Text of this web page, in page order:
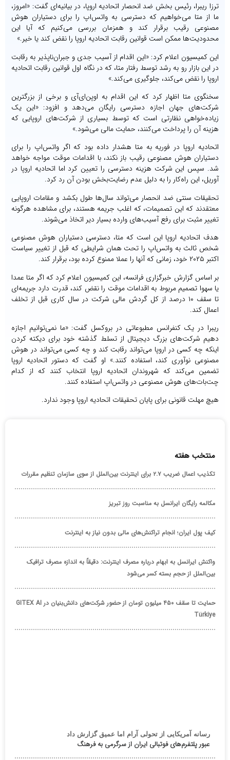
ترزا ریبرا، رئیس بخش ضد انحصار اتحادیه اروپا، در بیانیه‌ای گفت: «امروز،
ما از متا می‌خواهیم که دسترسی به واتس‌اپ را برای دستیاران هوش
مصنوعی رقیب برقرار کند و همزمان بررسی می‌کنیم که آیا این
محدودیت‌ها ممکن است قوانین رقابت اتحادیه اروپا را نقض کند یا خیر.»
این کمیسیون اعلام کرد: «این اقدام از آسیب جدی و جبران‌ناپذیر به رقابت
در این بازار رو به رشد توسط رفتار متا، که در نگاه اول قوانین رقابت اتحادیه
اروپا را نقض می‌کند، جلوگیری می‌کند.»
سخنگوی متا اظهار کرد که این اقدام به اوپن‌ای‌آی و برخی از بزرگترین
شرکت‌های جهان اجازه دسترسی رایگان می‌دهد و افزود: «این یک
زیاده‌خواهی نظارتی است که توسط بسیاری از شرکت‌های اروپایی که
هزینه آن را پرداخت می‌کنند، حمایت مالی می‌شود.»
اتحادیه اروپا در فوریه به متا هشدار داده بود که اگر واتس‌اپ را برای
دستیاران هوش مصنوعی رقیب باز نکند، با اقدامات موقت مواجه خواهد
شد. سپس این شرکت هزینه دسترسی را تعیین کرد اما اتحادیه اروپا در
آوریل، این راه‌کار را به دلیل عدم رضایت‌بخش بودن آن رد کرد.
تحقیقات سنتی ضد انحصار می‌تواند سال‌ها طول بکشد و مقامات اروپایی
معتقدند که این تصمیمات، که اغلب جریمه هستند، برای مشاهده هرگونه
تغییر مثبت برای رفع آسیب‌های وارده بسیار دیر اتخاذ می‌شوند.
هدف اتحادیه اروپا این است که متا، دسترسی دستیاران هوش مصنوعی
شخص ثالث به واتس‌اپ را تحت همان شرایطی که قبل از تغییر سیاست
اکتبر ۲۰۲۵ خود، زمانی که آنها را عملا ممنوع کرده بود، برقرار کند.
بر اساس گزارش خبرگزاری فرانسه، این کمیسیون اعلام کرد که اگر متا عمدا
یا سهوا تصمیم مربوط به اقدامات موقت را نقض کند، قدرت دارد جریمه‌ای
تا سقف ۱۰ درصد از کل گردش مالی شرکت در سال کاری قبل از تخلف
اعمال کند.
ریبرا در یک کنفرانس مطبوعاتی در بروکسل گفت: «ما نمی‌توانیم اجازه
دهیم شرکت‌های بزرگ دیجیتال از تسلط گذشته خود برای دیکته کردن
اینکه چه کسی در اروپا می‌تواند رقابت کند و چه کسی می‌تواند در هوش
مصنوعی نوآوری کند، استفاده کنند.» او گفت که دستور اتحادیه اروپا
تضمین می‌کند که شهروندان اتحادیه اروپا انتخاب کنند که از کدام
چت‌بات‌های هوش مصنوعی در واتس‌اپ استفاده کنند.
هیچ مهلت قانونی برای پایان تحقیقات اتحادیه اروپا وجود ندارد.
منتخب هفته
تکذیب اعمال ضریب ۲.۷ برای اینترنت بین‌الملل از سوی سازمان تنظیم مقررات
مکالمه رایگان ایرانسل به مناسبت روز تبریز
کیف پول ایران؛ انجام تراکنش‌های مالی بدون نیاز به اینترنت
واکنش ایرانسل به ابهام درباره مصرف اینترنت: دقیقاً به اندازه مصرف ترافیک
بین‌الملل از حجم بسته کسر می‌شود
حمایت تا سقف ۴۵۰ میلیون تومان از حضور شرکت‌های دانش‌بنیان در GITEX AI
Türkiye
رسانه آمریکایی از تحولی آرام اما عمیق گزارش داد
عبور پلتفرم‌های فوتبالی ایران از سرگرمی به فرهنگ